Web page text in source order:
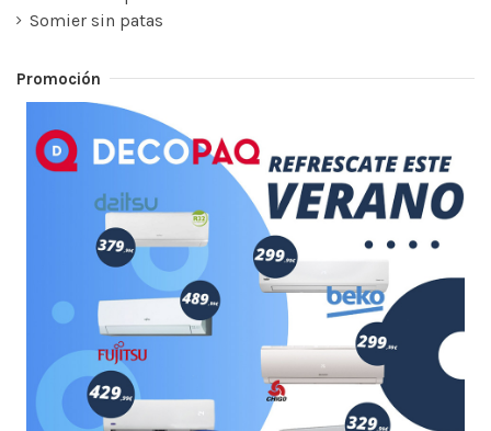
Somier sin patas
Promoción